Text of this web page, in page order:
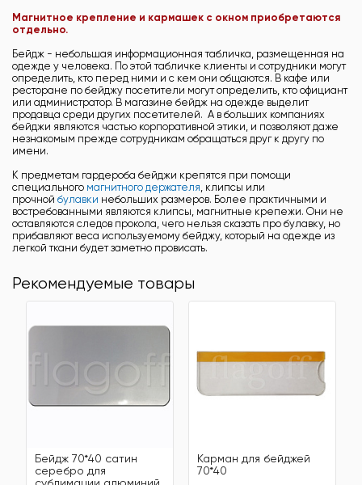
Магнитное крепление и кармашек с окном приобретаются
отдельно.
Бейдж - небольшая информационная табличка, размещенная на
одежде у человека. По этой табличке клиенты и сотрудники могут
определить, кто перед ними и с кем они общаются. В кафе или
ресторане по бейджу посетители могут определить, кто официант
или администратор. В магазине бейдж на одежде выделит
продавца среди других посетителей. А в больших компаниях
бейджи являются частью корпоративной этики, и позволяют даже
незнакомым прежде сотрудникам обращаться друг к другу по
имени.
К предметам гардероба бейджи крепятся при помощи
специального магнитного держателя, клипсы или
прочной булавки небольших размеров. Более практичными и
востребованными являются клипсы, магнитные крепежи. Они не
оставляются следов прокола, чего нельзя сказать про булавку, но
прибавляют веса используемому бейджу, который на одежде из
легкой ткани будет заметно провисать.
Рекомендуемые товары
Бейдж 70*40 сатин
серебро для
Карман для бейджей
70*40